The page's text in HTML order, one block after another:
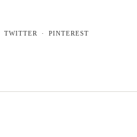
TWITTER PINTEREST